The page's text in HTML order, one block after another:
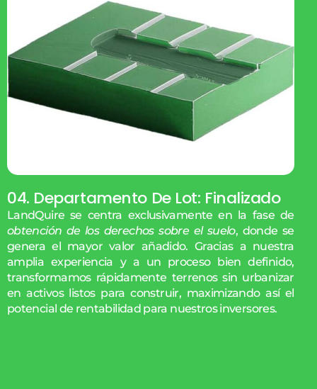
04. Departamento De Lot: Finalizado
LandQuire se centra exclusivamente en la fase de
obtención de los derechos sobre el suelo, donde se
genera el mayor valor añadido. Gracias a nuestra
amplia experiencia y a un proceso bien definido,
transformamos rápidamente terrenos sin urbanizar
en activos listos para construir, maximizando así el
potencial de rentabilidad para nuestros inversores.